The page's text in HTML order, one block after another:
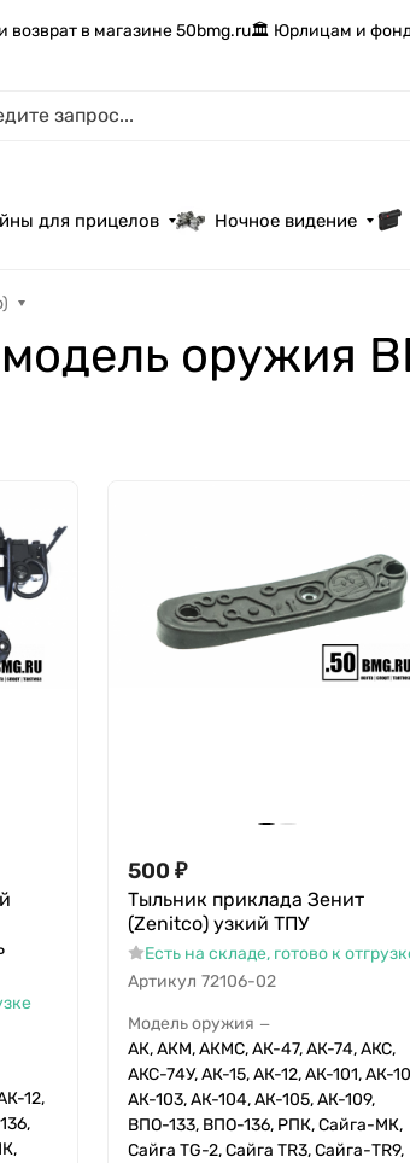
возврат в магазине 50bmg.ru🏛️ Юрлицам и
для прицелов Ночное видение
оружия
12,
500 ₽
Тыльник приклада Зенит
(Zenitco) узкий ТПУ
Есть на складе, готово к
Артикул 72106-02
Модель оружия —
АК, АКМ, АКМС, АК-47, АК-74, АКС,
АКС-74У, АК-15, АК-12, АК-101, АК-
АК-103, АК-104, АК-105, АК-109,
ВПО-133, ВПО-136, РПК, Сайга-МК,
Сайга TG-2, Сайга TR3, Сайга-TR9,